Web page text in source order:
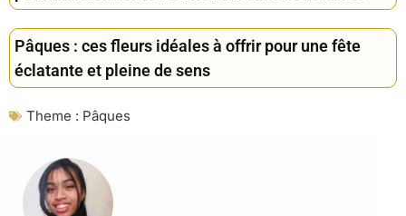
Pâques : ces fleurs idéales à offrir pour une fête
éclatante et pleine de sens
Theme : Pâques